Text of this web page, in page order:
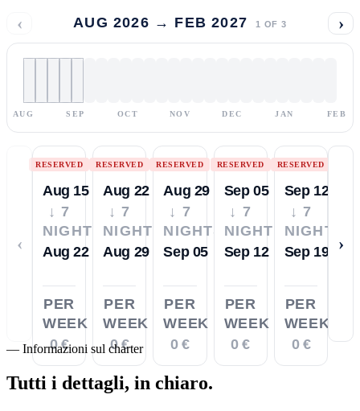
‹ AUG 2026 → FEB 2027 1 OF 3 ›
AUG SEP OCT NOV DEC JAN FEB
‹
RESERVED
Aug 15
↓ 7
NIGHTS
Aug 22
PER
WEEK
0 €
RESERVED
Aug 22
↓ 7
NIGHTS
Aug 29
PER
WEEK
0 €
RESERVED
Aug 29
↓ 7
NIGHTS
Sep 05
PER
WEEK
0 €
RESERVED
Sep 05
↓ 7
NIGHTS
Sep 12
PER
WEEK
0 €
RESERVED
Sep 12
↓ 7
NIGHTS
Sep 19
PER
WEEK
0 €
›
— Informazioni sul charter
Tutti i dettagli, in chiaro.